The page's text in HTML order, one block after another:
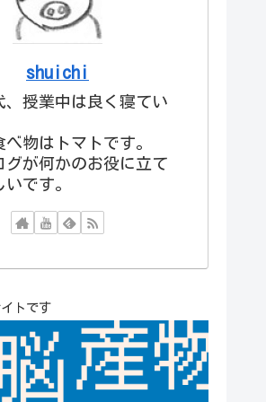
shuichi
、授業中は良く寝てい
べ物はトマトです。
グが何かのお役に立て
です。
トです